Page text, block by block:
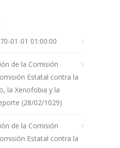
01-01 01:00:00
de la Comisión
Estatal contra la
la Xenofobia y la
(28/02/1029)
de la Comisión
Estatal contra la